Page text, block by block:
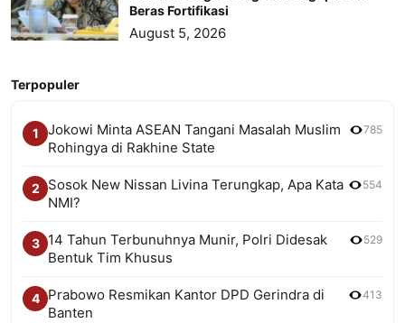
Beras Fortifikasi
August 5, 2026
Terpopuler
1
Jokowi Minta ASEAN Tangani Masalah Muslim
Rohingya di Rakhine State
785
2
Sosok New Nissan Livina Terungkap, Apa Kata
NMI?
554
3
14 Tahun Terbunuhnya Munir, Polri Didesak
Bentuk Tim Khusus
529
4
Prabowo Resmikan Kantor DPD Gerindra di
Banten
413